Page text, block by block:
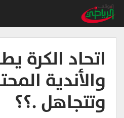
اتحاد الكرة
والأندية
وتتجاهل .؟؟